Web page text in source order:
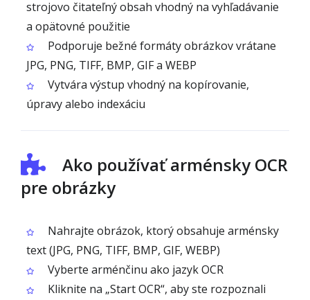
strojovo čitateľný obsah vhodný na vyhľadávanie
a opätovné použitie
Podporuje bežné formáty obrázkov vrátane
JPG, PNG, TIFF, BMP, GIF a WEBP
Vytvára výstup vhodný na kopírovanie,
úpravy alebo indexáciu
Ako používať arménsky OCR
pre obrázky
Nahrajte obrázok, ktorý obsahuje arménsky
text (JPG, PNG, TIFF, BMP, GIF, WEBP)
Vyberte arménčinu ako jazyk OCR
Kliknite na „Start OCR“, aby ste rozpoznali